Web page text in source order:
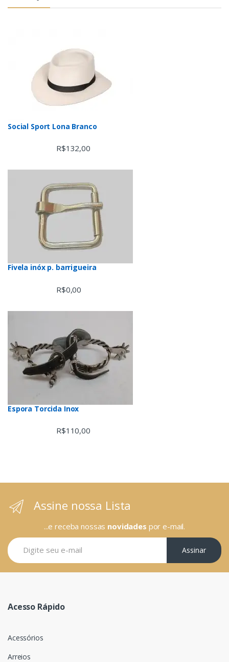
Social Sport Lona Branco
R$132,00
Fivela inóx p. barrigueira
R$0,00
Espora Torcida Inox
R$110,00
Assine nossa Lista
...e receba nossas novidades por e-mail.
Assinar
Acesso Rápido
Acessórios
Arreios